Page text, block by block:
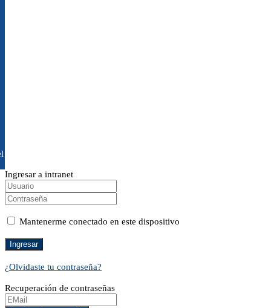
Ingresar a intranet
Mantenerme conectado en este dispositivo
¿Olvidaste tu contraseña?
Recuperación de contraseñas